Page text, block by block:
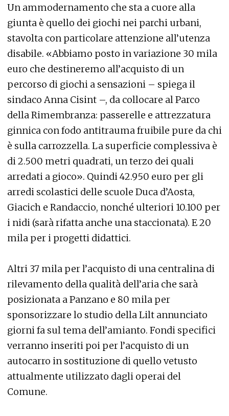
Un ammodernamento che sta a cuore alla
giunta è quello dei giochi nei parchi urbani,
stavolta con particolare attenzione all’utenza
disabile. «Abbiamo posto in variazione 30 mila
euro che destineremo all’acquisto di un
percorso di giochi a sensazioni – spiega il
sindaco Anna Cisint –, da collocare al Parco
della Rimembranza: passerelle e attrezzatura
ginnica con fodo antitrauma fruibile pure da chi
è sulla carrozzella. La superficie complessiva è
di 2.500 metri quadrati, un terzo dei quali
arredati a gioco». Quindi 42.950 euro per gli
arredi scolastici delle scuole Duca d’Aosta,
Giacich e Randaccio, nonché ulteriori 10.100 per
i nidi (sarà rifatta anche una staccionata). E 20
mila per i progetti didattici.
Altri 37 mila per l’acquisto di una centralina di
rilevamento della qualità dell’aria che sarà
posizionata a Panzano e 80 mila per
sponsorizzare lo studio della Lilt annunciato
giorni fa sul tema dell’amianto. Fondi specifici
verranno inseriti poi per l’acquisto di un
autocarro in sostituzione di quello vetusto
attualmente utilizzato dagli operai del
Comune.